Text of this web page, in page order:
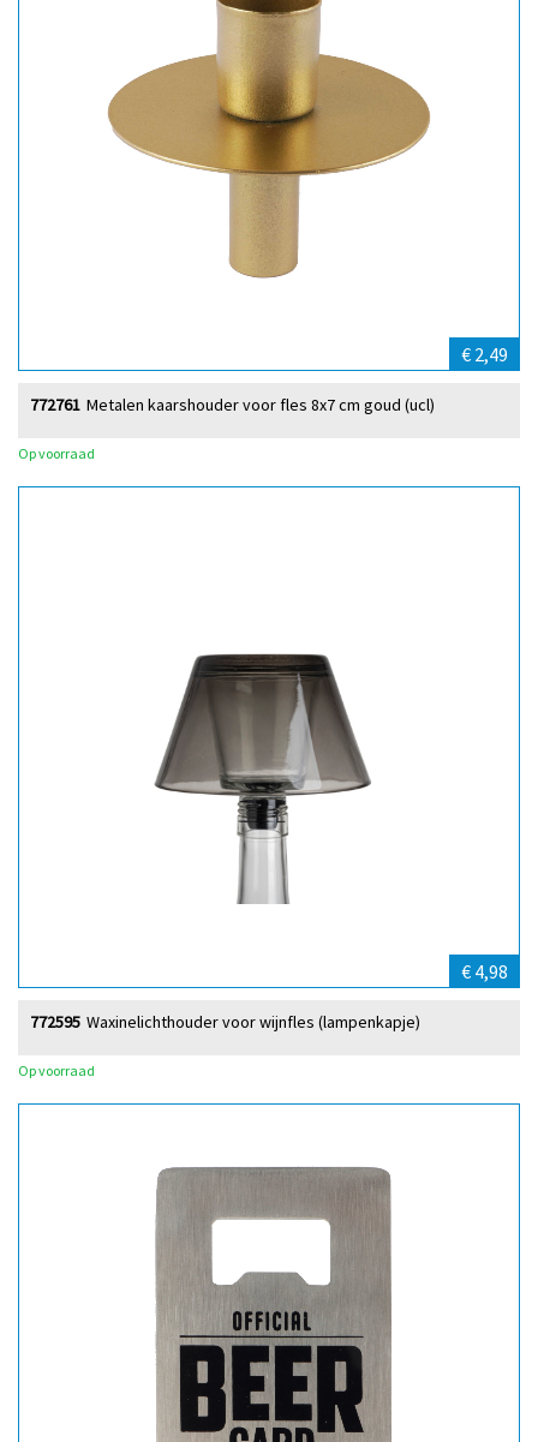
€ 2,49
Metalen kaarshouder voor fles 8x7 cm goud (ucl)
772761
Op voorraad
€ 4,98
Waxinelichthouder voor wijnfles (lampenkapje)
772595
Op voorraad